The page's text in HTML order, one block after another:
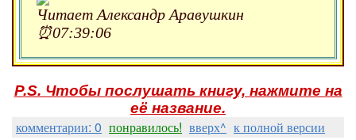
Читает Александр Аравушкин
⏰07:39:06
P.S. Чтобы послушать книгу, нажмите на
её название.
комментарии: 0 понравилось! вверх^ к полной версии